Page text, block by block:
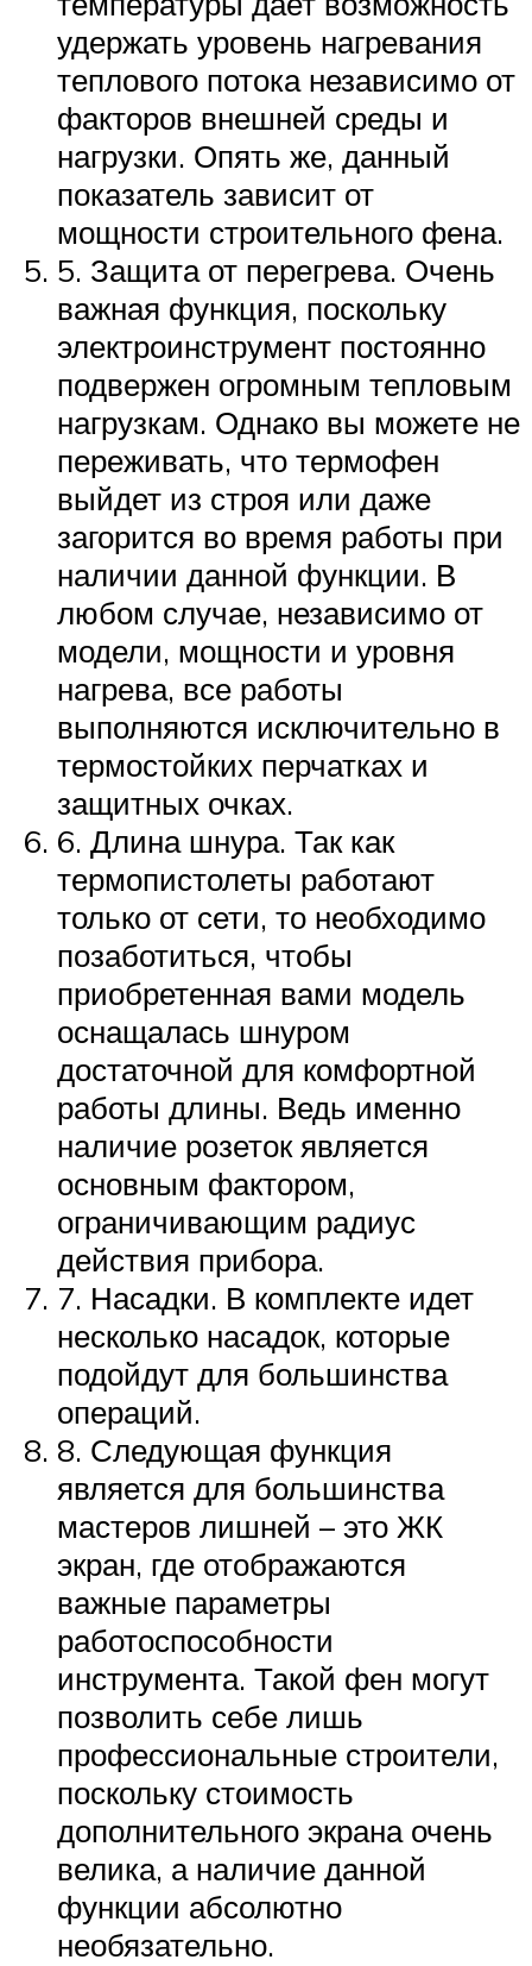
удержать уровень нагревания
теплового потока независимо от
факторов внешней среды и
нагрузки. Опять же, данный
показатель зависит от
мощности строительного фена.
5. Защита от перегрева. Очень
важная функция, поскольку
электроинструмент постоянно
подвержен огромным тепловым
нагрузкам. Однако вы можете не
переживать, что термофен
выйдет из строя или даже
загорится во время работы при
наличии данной функции. В
любом случае, независимо от
модели, мощности и уровня
нагрева, все работы
выполняются исключительно в
термостойких перчатках и
защитных очках.
6. Длина шнура. Так как
термопистолеты работают
только от сети, то необходимо
позаботиться, чтобы
приобретенная вами модель
оснащалась шнуром
достаточной для комфортной
работы длины. Ведь именно
наличие розеток является
основным фактором,
ограничивающим радиус
действия прибора.
7. Насадки. В комплекте идет
несколько насадок, которые
подойдут для большинства
операций.
8. Следующая функция
является для большинства
мастеров лишней – это ЖК
экран, где отображаются
важные параметры
работоспособности
инструмента. Такой фен могут
позволить себе лишь
профессиональные строители,
поскольку стоимость
дополнительного экрана очень
велика, а наличие данной
функции абсолютно
необязательно.